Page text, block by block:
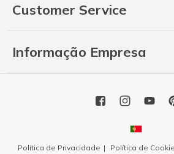
Customer Service
Informação Empresa
Política de Privacidade Política de